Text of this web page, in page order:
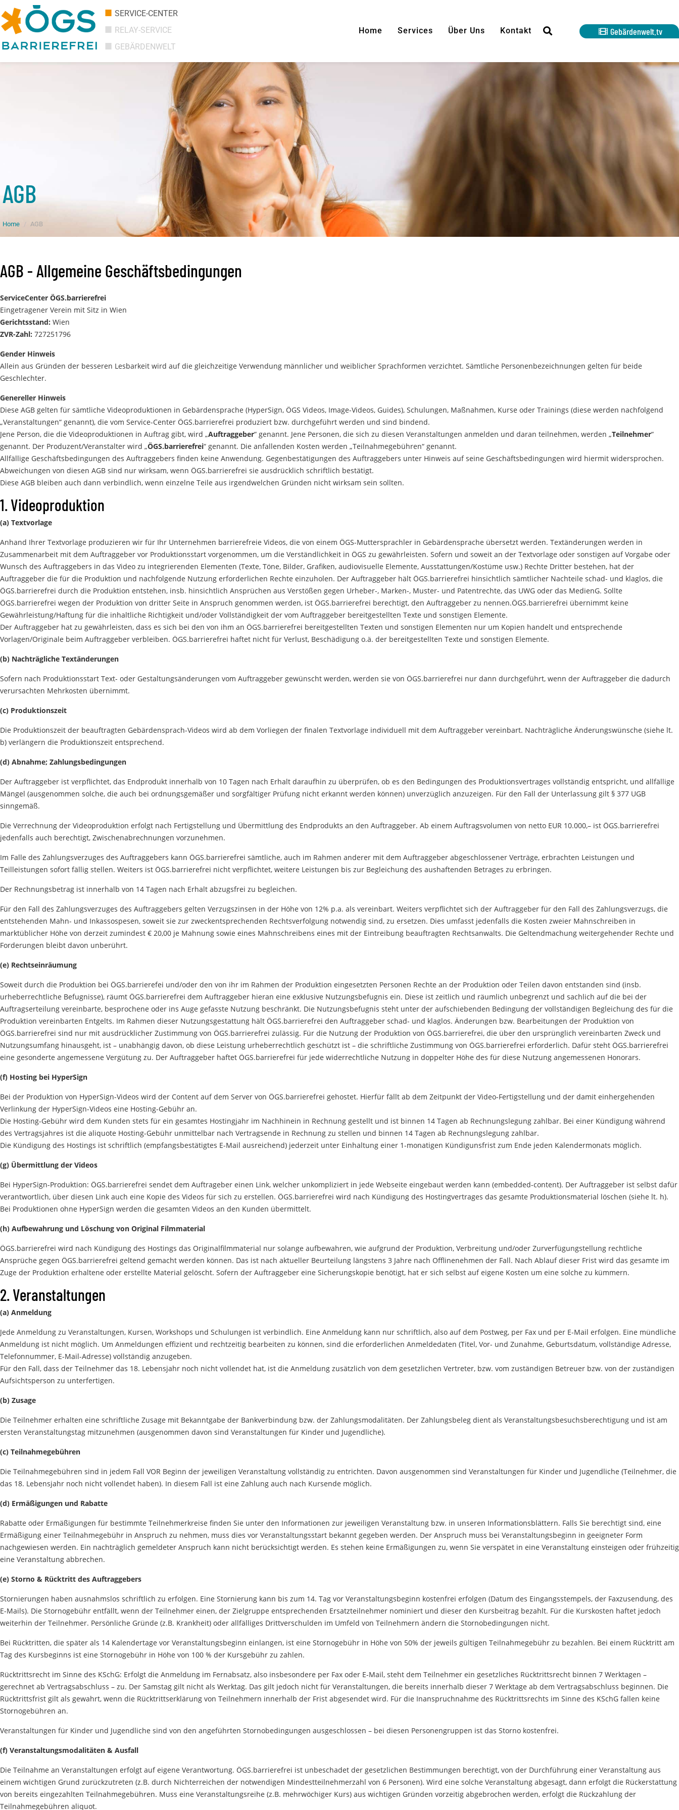
SERVICE-CENTER
RELAY-SERVICE
GEBÄRDENWELT
Home Services Über Uns Kontakt Gebärdenwelt.tv
AGB
Home AGB
AGB - Allgemeine Geschäftsbedingungen
ServiceCenter ÖGS.barrierefrei
Eingetragener Verein mit Sitz in Wien
Gerichtsstand: Wien
ZVR-Zahl: 727251796
Gender Hinweis
Allein aus Gründen der besseren Lesbarkeit wird auf die gleichzeitige Verwendung männlicher und weiblicher Sprachformen verzichtet. Sämtliche Personenbezeichnungen gelten für beide
Geschlechter.
Genereller Hinweis
Diese AGB gelten für sämtliche Videoproduktionen in Gebärdensprache (HyperSign, ÖGS Videos, Image-Videos, Guides), Schulungen, Maßnahmen, Kurse oder Trainings (diese werden nachfolgend
„Veranstaltungen“ genannt), die vom Service-Center ÖGS.barrierefrei produziert bzw. durchgeführt werden und sind bindend.
Jene Person, die die Videoproduktionen in Auftrag gibt, wird „Auftraggeber“ genannt. Jene Personen, die sich zu diesen Veranstaltungen anmelden und daran teilnehmen, werden „Teilnehmer“
genannt. Der Produzent/Veranstalter wird „ÖGS.barrierefrei“ genannt. Die anfallenden Kosten werden „Teilnahmegebühren“ genannt.
Allfällige Geschäftsbedingungen des Auftraggebers finden keine Anwendung. Gegenbestätigungen des Auftraggebers unter Hinweis auf seine Geschäftsbedingungen wird hiermit widersprochen.
Abweichungen von diesen AGB sind nur wirksam, wenn ÖGS.barrierefrei sie ausdrücklich schriftlich bestätigt.
Diese AGB bleiben auch dann verbindlich, wenn einzelne Teile aus irgendwelchen Gründen nicht wirksam sein sollten.
1. Videoproduktion
(a) Textvorlage
Anhand Ihrer Textvorlage produzieren wir für Ihr Unternehmen barrierefreie Videos, die von einem ÖGS-Muttersprachler in Gebärdensprache übersetzt werden. Textänderungen werden in
Zusammenarbeit mit dem Auftraggeber vor Produktionsstart vorgenommen, um die Verständlichkeit in ÖGS zu gewährleisten. Sofern und soweit an der Textvorlage oder sonstigen auf Vorgabe oder
Wunsch des Auftraggebers in das Video zu integrierenden Elementen (Texte, Töne, Bilder, Grafiken, audiovisuelle Elemente, Ausstattungen/Kostüme usw.) Rechte Dritter bestehen, hat der
Auftraggeber die für die Produktion und nachfolgende Nutzung erforderlichen Rechte einzuholen. Der Auftraggeber hält ÖGS.barrierefrei hinsichtlich sämtlicher Nachteile schad- und klaglos, die
ÖGS.barrierefrei durch die Produktion entstehen, insb. hinsichtlich Ansprüchen aus Verstößen gegen Urheber-, Marken-, Muster- und Patentrechte, das UWG oder das MedienG. Sollte
ÖGS.barrierefrei wegen der Produktion von dritter Seite in Anspruch genommen werden, ist ÖGS.barrierefrei berechtigt, den Auftraggeber zu nennen.ÖGS.barrierefrei übernimmt keine
Gewährleistung/Haftung für die inhaltliche Richtigkeit und/oder Vollständigkeit der vom Auftraggeber bereitgestellten Texte und sonstigen Elemente.
Der Auftraggeber hat zu gewährleisten, dass es sich bei den von ihm an ÖGS.barrierefrei bereitgestellten Texten und sonstigen Elementen nur um Kopien handelt und entsprechende
Vorlagen/Originale beim Auftraggeber verbleiben. ÖGS.barrierefrei haftet nicht für Verlust, Beschädigung o.ä. der bereitgestellten Texte und sonstigen Elemente.
(b) Nachträgliche Textänderungen
Sofern nach Produktionsstart Text- oder Gestaltungsänderungen vom Auftraggeber gewünscht werden, werden sie von ÖGS.barrierefrei nur dann durchgeführt, wenn der Auftraggeber die dadurch
verursachten Mehrkosten übernimmt.
(c) Produktionszeit
Die Produktionszeit der beauftragten Gebärdensprach-Videos wird ab dem Vorliegen der finalen Textvorlage individuell mit dem Auftraggeber vereinbart. Nachträgliche Änderungswünsche (siehe lt.
b) verlängern die Produktionszeit entsprechend.
(d) Abnahme; Zahlungsbedingungen
Der Auftraggeber ist verpflichtet, das Endprodukt innerhalb von 10 Tagen nach Erhalt daraufhin zu überprüfen, ob es den Bedingungen des Produktionsvertrages vollständig entspricht, und allfällige
Mängel (ausgenommen solche, die auch bei ordnungsgemäßer und sorgfältiger Prüfung nicht erkannt werden können) unverzüglich anzuzeigen. Für den Fall der Unterlassung gilt § 377 UGB
sinngemäß.
Die Verrechnung der Videoproduktion erfolgt nach Fertigstellung und Übermittlung des Endprodukts an den Auftraggeber. Ab einem Auftragsvolumen von netto EUR 10.000,– ist ÖGS.barrierefrei
jedenfalls auch berechtigt, Zwischenabrechnungen vorzunehmen.
Im Falle des Zahlungsverzuges des Auftraggebers kann ÖGS.barrierefrei sämtliche, auch im Rahmen anderer mit dem Auftraggeber abgeschlossener Verträge, erbrachten Leistungen und
Teilleistungen sofort fällig stellen. Weiters ist ÖGS.barrierefrei nicht verpflichtet, weitere Leistungen bis zur Begleichung des aushaftenden Betrages zu erbringen.
Der Rechnungsbetrag ist innerhalb von 14 Tagen nach Erhalt abzugsfrei zu begleichen.
Für den Fall des Zahlungsverzuges des Auftraggebers gelten Verzugszinsen in der Höhe von 12% p.a. als vereinbart. Weiters verpflichtet sich der Auftraggeber für den Fall des Zahlungsverzugs, die
entstehenden Mahn- und Inkassospesen, soweit sie zur zweckentsprechenden Rechtsverfolgung notwendig sind, zu ersetzen. Dies umfasst jedenfalls die Kosten zweier Mahnschreiben in
marktüblicher Höhe von derzeit zumindest € 20,00 je Mahnung sowie eines Mahnschreibens eines mit der Eintreibung beauftragten Rechtsanwalts. Die Geltendmachung weitergehender Rechte und
Forderungen bleibt davon unberührt.
(e) Rechtseinräumung
Soweit durch die Produktion bei ÖGS.barrierefei und/oder den von ihr im Rahmen der Produktion eingesetzten Personen Rechte an der Produktion oder Teilen davon entstanden sind (insb.
urheberrechtliche Befugnisse), räumt ÖGS.barrierefrei dem Auftraggeber hieran eine exklusive Nutzungsbefugnis ein. Diese ist zeitlich und räumlich unbegrenzt und sachlich auf die bei der
Auftragserteilung vereinbarte, besprochene oder ins Auge gefasste Nutzung beschränkt. Die Nutzungsbefugnis steht unter der aufschiebenden Bedingung der vollständigen Begleichung des für die
Produktion vereinbarten Entgelts. Im Rahmen dieser Nutzungsgestattung hält ÖGS.barrierefrei den Auftraggeber schad- und klaglos. Änderungen bzw. Bearbeitungen der Produktion von
ÖGS.barrierefrei sind nur mit ausdrücklicher Zustimmung von ÖGS.barrierefrei zulässig. Für die Nutzung der Produktion von ÖGS.barrierefrei, die über den ursprünglich vereinbarten Zweck und
Nutzungsumfang hinausgeht, ist – unabhängig davon, ob diese Leistung urheberrechtlich geschützt ist – die schriftliche Zustimmung von ÖGS.barrierefrei erforderlich. Dafür steht ÖGS.barrierefrei
eine gesonderte angemessene Vergütung zu. Der Auftraggeber haftet ÖGS.barrierefrei für jede widerrechtliche Nutzung in doppelter Höhe des für diese Nutzung angemessenen Honorars.
(f) Hosting bei HyperSign
Bei der Produktion von HyperSign-Videos wird der Content auf dem Server von ÖGS.barrierefrei gehostet. Hierfür fällt ab dem Zeitpunkt der Video-Fertigstellung und der damit einhergehenden
Verlinkung der HyperSign-Videos eine Hosting-Gebühr an.
Die Hosting-Gebühr wird dem Kunden stets für ein gesamtes Hostingjahr im Nachhinein in Rechnung gestellt und ist binnen 14 Tagen ab Rechnungslegung zahlbar. Bei einer Kündigung während
des Vertragsjahres ist die aliquote Hosting-Gebühr unmittelbar nach Vertragsende in Rechnung zu stellen und binnen 14 Tagen ab Rechnungslegung zahlbar.
Die Kündigung des Hostings ist schriftlich (empfangsbestätigtes E-Mail ausreichend) jederzeit unter Einhaltung einer 1-monatigen Kündigunsfrist zum Ende jeden Kalendermonats möglich.
(g) Übermittlung der Videos
Bei HyperSign-Produktion: ÖGS.barrierefrei sendet dem Auftrageber einen Link, welcher unkompliziert in jede Webseite eingebaut werden kann (embedded-content). Der Auftraggeber ist selbst dafür
verantwortlich, über diesen Link auch eine Kopie des Videos für sich zu erstellen. ÖGS.barrierefrei wird nach Kündigung des Hostingvertrages das gesamte Produktionsmaterial löschen (siehe lt. h).
Bei Produktionen ohne HyperSign werden die gesamten Videos an den Kunden übermittelt.
(h) Aufbewahrung und Löschung von Original Filmmaterial
ÖGS.barrierefrei wird nach Kündigung des Hostings das Originalfilmmaterial nur solange aufbewahren, wie aufgrund der Produktion, Verbreitung und/oder Zurverfügungstellung rechtliche
Ansprüche gegen ÖGS.barrierefrei geltend gemacht werden können. Das ist nach aktueller Beurteilung längstens 3 Jahre nach Offlinenehmen der Fall. Nach Ablauf dieser Frist wird das gesamte im
Zuge der Produktion erhaltene oder erstellte Material gelöscht. Sofern der Auftraggeber eine Sicherungskopie benötigt, hat er sich selbst auf eigene Kosten um eine solche zu kümmern.
2. Veranstaltungen
(a) Anmeldung
Jede Anmeldung zu Veranstaltungen, Kursen, Workshops und Schulungen ist verbindlich. Eine Anmeldung kann nur schriftlich, also auf dem Postweg, per Fax und per E-Mail erfolgen. Eine mündliche
Anmeldung ist nicht möglich. Um Anmeldungen effizient und rechtzeitig bearbeiten zu können, sind die erforderlichen Anmeldedaten (Titel, Vor- und Zunahme, Geburtsdatum, vollständige Adresse,
Telefonnummer, E-Mail-Adresse) vollständig anzugeben.
Für den Fall, dass der Teilnehmer das 18. Lebensjahr noch nicht vollendet hat, ist die Anmeldung zusätzlich von dem gesetzlichen Vertreter, bzw. vom zuständigen Betreuer bzw. von der zuständigen
Aufsichtsperson zu unterfertigen.
(b) Zusage
Die Teilnehmer erhalten eine schriftliche Zusage mit Bekanntgabe der Bankverbindung bzw. der Zahlungsmodalitäten. Der Zahlungsbeleg dient als Veranstaltungsbesuchsberechtigung und ist am
ersten Veranstaltungstag mitzunehmen (ausgenommen davon sind Veranstaltungen für Kinder und Jugendliche).
(c) Teilnahmegebühren
Die Teilnahmegebühren sind in jedem Fall VOR Beginn der jeweiligen Veranstaltung vollständig zu entrichten. Davon ausgenommen sind Veranstaltungen für Kinder und Jugendliche (Teilnehmer, die
das 18. Lebensjahr noch nicht vollendet haben). In diesem Fall ist eine Zahlung auch nach Kursende möglich.
(d) Ermäßigungen und Rabatte
Rabatte oder Ermäßigungen für bestimmte Teilnehmerkreise finden Sie unter den Informationen zur jeweiligen Veranstaltung bzw. in unseren Informationsblättern. Falls Sie berechtigt sind, eine
Ermäßigung einer Teilnahmegebühr in Anspruch zu nehmen, muss dies vor Veranstaltungsstart bekannt gegeben werden. Der Anspruch muss bei Veranstaltungsbeginn in geeigneter Form
nachgewiesen werden. Ein nachträglich gemeldeter Anspruch kann nicht berücksichtigt werden. Es stehen keine Ermäßigungen zu, wenn Sie verspätet in eine Veranstaltung einsteigen oder frühzeitig
eine Veranstaltung abbrechen.
(e) Storno & Rücktritt des Auftraggebers
Stornierungen haben ausnahmslos schriftlich zu erfolgen. Eine Stornierung kann bis zum 14. Tag vor Veranstaltungsbeginn kostenfrei erfolgen (Datum des Eingangsstempels, der Faxzusendung, des
E-Mails). Die Stornogebühr entfällt, wenn der Teilnehmer einen, der Zielgruppe entsprechenden Ersatzteilnehmer nominiert und dieser den Kursbeitrag bezahlt. Für die Kurskosten haftet jedoch
weiterhin der Teilnehmer. Persönliche Gründe (z.B. Krankheit) oder allfälliges Drittverschulden im Umfeld von Teilnehmern ändern die Stornobedingungen nicht.
Bei Rücktritten, die später als 14 Kalendertage vor Veranstaltungsbeginn einlangen, ist eine Stornogebühr in Höhe von 50% der jeweils gültigen Teilnahmegebühr zu bezahlen. Bei einem Rücktritt am
Tag des Kursbeginns ist eine Stornogebühr in Höhe von 100 % der Kursgebühr zu zahlen.
Rücktrittsrecht im Sinne des KSchG: Erfolgt die Anmeldung im Fernabsatz, also insbesondere per Fax oder E-Mail, steht dem Teilnehmer ein gesetzliches Rücktrittsrecht binnen 7 Werktagen –
gerechnet ab Vertragsabschluss – zu. Der Samstag gilt nicht als Werktag. Das gilt jedoch nicht für Veranstaltungen, die bereits innerhalb dieser 7 Werktage ab dem Vertragsabschluss beginnen. Die
Rücktrittsfrist gilt als gewahrt, wenn die Rücktrittserklärung von Teilnehmern innerhalb der Frist abgesendet wird. Für die Inanspruchnahme des Rücktrittsrechts im Sinne des KSchG fallen keine
Stornogebühren an.
Veranstaltungen für Kinder und Jugendliche sind von den angeführten Stornobedingungen ausgeschlossen – bei diesen Personengruppen ist das Storno kostenfrei.
(f) Veranstaltungsmodalitäten & Ausfall
Die Teilnahme an Veranstaltungen erfolgt auf eigene Verantwortung. ÖGS.barrierefrei ist unbeschadet der gesetzlichen Bestimmungen berechtigt, von der Durchführung einer Veranstaltung aus
einem wichtigen Grund zurückzutreten (z.B. durch Nichterreichen der notwendigen Mindestteilnehmerzahl von 6 Personen). Wird eine solche Veranstaltung abgesagt, dann erfolgt die Rückerstattung
von bereits eingezahlten Teilnahmegebühren. Muss eine Veranstaltungsreihe (z.B. mehrwöchiger Kurs) aus wichtigen Gründen vorzeitig abgebrochen werden, erfolgt die Rückzahlung der
Teilnahmegebühren aliquot.